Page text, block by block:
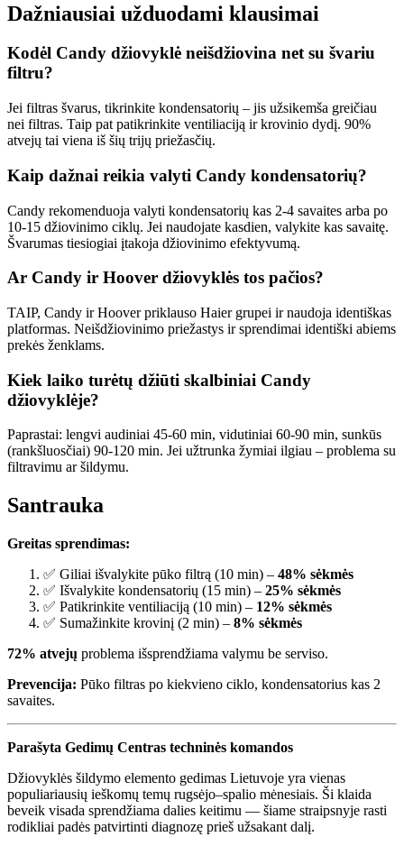
Dažniausiai užduodami klausimai
Kodėl Candy džiovyklė neišdžiovina net su švariu
filtru?
Jei filtras švarus, tikrinkite kondensatorių – jis užsikemša greičiau
nei filtras. Taip pat patikrinkite ventiliaciją ir krovinio dydį. 90%
atvejų tai viena iš šių trijų priežasčių.
Kaip dažnai reikia valyti Candy kondensatorių?
Candy rekomenduoja valyti kondensatorių kas 2-4 savaites arba po
10-15 džiovinimo ciklų. Jei naudojate kasdien, valykite kas savaitę.
Švarumas tiesiogiai įtakoja džiovinimo efektyvumą.
Ar Candy ir Hoover džiovyklės tos pačios?
TAIP, Candy ir Hoover priklauso Haier grupei ir naudoja identiškas
platformas. Neišdžiovinimo priežastys ir sprendimai identiški abiems
prekės ženklams.
Kiek laiko turėtų džiūti skalbiniai Candy
džiovyklėje?
Paprastai: lengvi audiniai 45-60 min, vidutiniai 60-90 min, sunkūs
(rankšluosčiai) 90-120 min. Jei užtrunka žymiai ilgiau – problema su
filtravimu ar šildymu.
Santrauka
Greitas sprendimas:
✅ Giliai išvalykite pūko filtrą (10 min) – 48% sėkmės
✅ Išvalykite kondensatorių (15 min) – 25% sėkmės
✅ Patikrinkite ventiliaciją (10 min) – 12% sėkmės
✅ Sumažinkite krovinį (2 min) – 8% sėkmės
72% atvejų problema išsprendžiama valymu be serviso.
Prevencija: Pūko filtras po kiekvieno ciklo, kondensatorius kas 2
savaites.
Parašyta Gedimų Centras techninės komandos
Džiovyklės šildymo elemento gedimas Lietuvoje yra vienas
populiariausių ieškomų temų rugsėjo–spalio mėnesiais. Ši klaida
beveik visada sprendžiama dalies keitimu — šiame straipsnyje rasti
rodikliai padės patvirtinti diagnozę prieš užsakant dalį.